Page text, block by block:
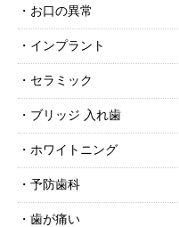
お口の異常
インプラント
セラミック
ブリッジ 入れ歯
ホワイトニング
予防歯科
歯が痛い